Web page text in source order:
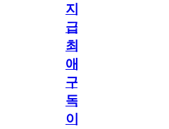
지
급!
최
애
구
독
이